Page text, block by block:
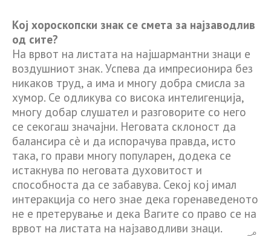
Кој хороскопски знак се смета за најзаводлив
од сите?
На врвот на листата на најшармантни знаци е
воздушниот знак. Успева да импресионира без
никаков труд, а има и многу добра смисла за
хумор. Се одликува со висока интелигенција,
многу добар слушател и разговорите со него
се секогаш значајни. Неговата склоност да
балансира сè и да испорачува правда, исто
така, го прави многу популарен, додека се
истакнува по неговата духовитост и
способноста да се забавува. Секој кој имал
интеракција со него знае дека горенаведеното
не е претерување и дека Вагите со право се на
врвот на листата на најзаводливи знаци.